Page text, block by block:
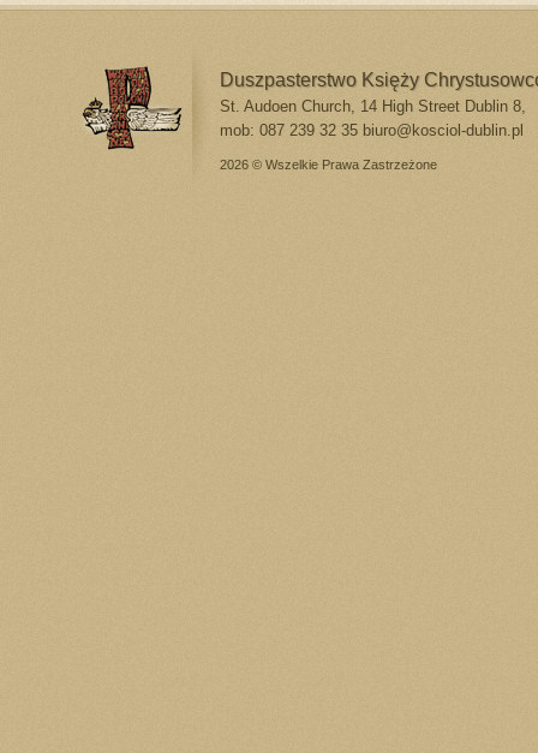
Duszpasterstwo Księży
St. Audoen Church, 14 High Street Dublin 8,
mob: 087 239 32 35 biuro@kosciol-dublin.pl
2026 © Wszelkie Prawa Zastrzeżone